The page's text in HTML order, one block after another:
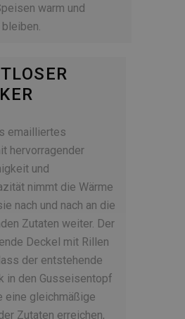
warm und
emailliertes
hervorragender
und
nimmt die Wärme
nach und nach an die
Zutaten weiter. Der
Deckel mit Rillen
der entstehende
in den Gusseisentopf
eine gleichmäßige
Zutaten erreichen,